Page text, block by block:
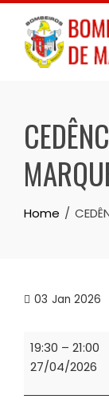
Skip
content
Home
03 Jan 2026
CEDÊNCIA
2026
Marcelo
19:30 – 21:00
27/04/2026